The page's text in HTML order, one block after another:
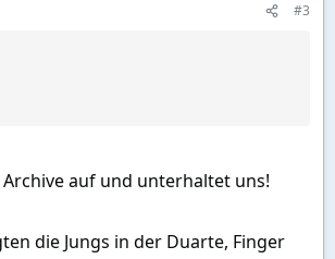
#3
auf und unterhaltet uns!
die Jungs in der Duarte, Finger